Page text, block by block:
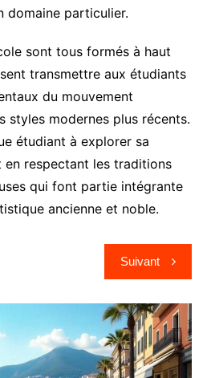
domaine particulier.
sont tous formés à haut
transmettre aux étudiants
du mouvement
styles modernes plus récents.
étudiant à explorer sa
respectant les traditions
qui font partie intégrante
ancienne et noble.
Suivant